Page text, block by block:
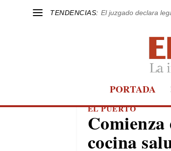
TENDENCIAS: El juzgado declara
PORTADA
EL PUERTO
cocina